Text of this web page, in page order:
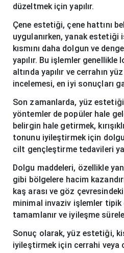
düzeltmek için yapılır.
Çene estetiği, çene hattını
uygulanırken, yanak estetiği
kısmını daha dolgun ve
yapılır. Bu işlemler
altında yapılır ve cerrahın
incelemesi, en iyi sonuçları
Son zamanlarda, yüz
yöntemler de popüler hale
belirgin hale getirmek,
tonunu iyileştirmek için
cilt gençleştirme tedavileri
Dolgu maddeleri, özellikle
gibi bölgelere hacim
kaş arası ve göz
minimal invaziv işlemler tipik
tamamlanır ve iyileşme
Sonuç olarak, yüz estetiği,
iyileştirmek için cerrahi veya